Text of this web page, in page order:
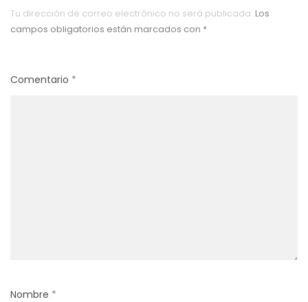
Tu dirección de correo electrónico no será publicada. Los
campos obligatorios están marcados con *
Comentario *
Nombre *